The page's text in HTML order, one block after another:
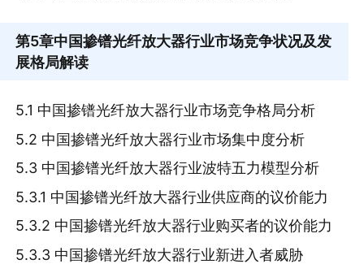
第5章中国掺镨光纤放大器行业市场竞争状况及发
展格局解读
5.1 中国掺镨光纤放大器行业市场竞争格局分析
5.2 中国掺镨光纤放大器行业市场集中度分析
5.3 中国掺镨光纤放大器行业波特五力模型分析
5.3.1 中国掺镨光纤放大器行业供应商的议价能力
5.3.2 中国掺镨光纤放大器行业购买者的议价能力
5.3.3 中国掺镨光纤放大器行业新进入者威胁